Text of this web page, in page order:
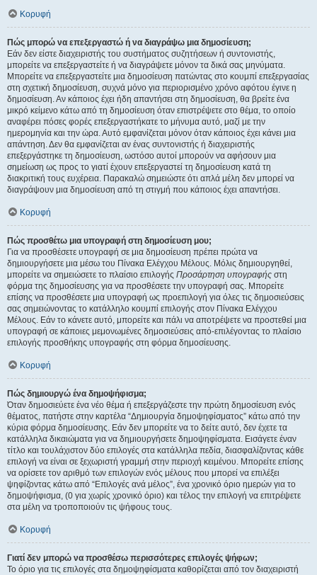
Κορυφή
Πώς μπορώ να επεξεργαστώ ή να διαγράψω μια δημοσίευση;
Εάν δεν είστε διαχειριστής του συστήματος συζητήσεων ή συντονιστής,
μπορείτε να επεξεργαστείτε ή να διαγράψετε μόνον τα δικά σας μηνύματα.
Μπορείτε να επεξεργαστείτε μια δημοσίευση πατώντας στο κουμπί επεξεργασίας
στη σχετική δημοσίευση, συχνά μόνο για περιορισμένο χρόνο αφότου έγινε η
δημοσίευση. Αν κάποιος έχει ήδη απαντήσει στη δημοσίευση, θα βρείτε ένα
μικρό κείμενο κάτω από τη δημοσίευση όταν επιστρέψετε στο θέμα, το οποίο
αναφέρει πόσες φορές επεξεργαστήκατε το μήνυμα αυτό, μαζί με την
ημερομηνία και την ώρα. Αυτό εμφανίζεται μόνον όταν κάποιος έχει κάνει μια
απάντηση. Δεν θα εμφανίζεται αν ένας συντονιστής ή διαχειριστής
επεξεργάστηκε τη δημοσίευση, ωστόσο αυτοί μπορούν να αφήσουν μια
σημείωση ως προς το γιατί έχουν επεξεργαστεί τη δημοσίευση κατά τη
διακριτική τους ευχέρεια. Παρακαλώ σημειώστε ότι απλά μέλη δεν μπορεί να
διαγράψουν μια δημοσίευση από τη στιγμή που κάποιος έχει απαντήσει.
Κορυφή
Πώς προσθέτω μια υπογραφή στη δημοσίευση μου;
Για να προσθέσετε υπογραφή σε μια δημοσίευση πρέπει πρώτα να
δημιουργήσετε μια μέσω του Πίνακα Ελέγχου Μέλους. Μόλις δημιουργηθεί,
μπορείτε να σημειώσετε το πλαίσιο επιλογής Προσάρτηση υπογραφής στη
φόρμα της δημοσίευσης για να προσθέσετε την υπογραφή σας. Μπορείτε
επίσης να προσθέσετε μια υπογραφή ως προεπιλογή για όλες τις δημοσιεύσεις
σας σημειώνοντας το κατάλληλο κουμπί επιλογής στον Πίνακα Ελέγχου
Μέλους. Εάν το κάνετε αυτό, μπορείτε και πάλι να αποτρέψετε να προστεθεί μια
υπογραφή σε κάποιες μεμονωμένες δημοσιεύσεις από-επιλέγοντας το πλαίσιο
επιλογής προσθήκης υπογραφής στη φόρμα δημοσίευσης.
Κορυφή
Πώς δημιουργώ ένα δημοψήφισμα;
Όταν δημοσιεύετε ένα νέο θέμα ή επεξεργάζεστε την πρώτη δημοσίευση ενός
θέματος, πατήστε στην καρτέλα “Δημιουργία δημοψηφίσματος” κάτω από την
κύρια φόρμα δημοσίευσης. Εάν δεν μπορείτε να το δείτε αυτό, δεν έχετε τα
κατάλληλα δικαιώματα για να δημιουργήσετε δημοψηφίσματα. Εισάγετε έναν
τίτλο και τουλάχιστον δύο επιλογές στα κατάλληλα πεδία, διασφαλίζοντας κάθε
επιλογή να είναι σε ξεχωριστή γραμμή στην περιοχή κειμένου. Μπορείτε επίσης
να ορίσετε τον αριθμό των επιλογών ενός μέλους που μπορεί να επιλέξει
ψηφίζοντας κάτω από “Επιλογές ανά μέλος”, ένα χρονικό όριο ημερών για το
δημοψήφισμα, (0 για χωρίς χρονικό όριο) και τέλος την επιλογή να επιτρέψετε
στα μέλη να τροποποιούν τις ψήφους τους.
Κορυφή
Γιατί δεν μπορώ να προσθέσω περισσότερες επιλογές ψήφων;
Το όριο για τις επιλογές στα δημοψηφίσματα καθορίζεται από τον διαχειριστή